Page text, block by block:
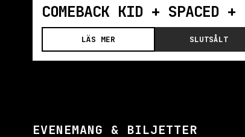
SLUTSÅLT
LÄS MER
EVENEMANG & BILJETTER